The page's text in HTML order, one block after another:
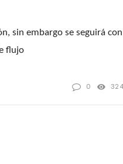
sin embargo se seguirá con
flujo
0 324